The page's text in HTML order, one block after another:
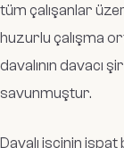
tüm çalışanlar
huzurlu çalışma
davalının davacı
savunmuştur.
Davalı işçinin ispat